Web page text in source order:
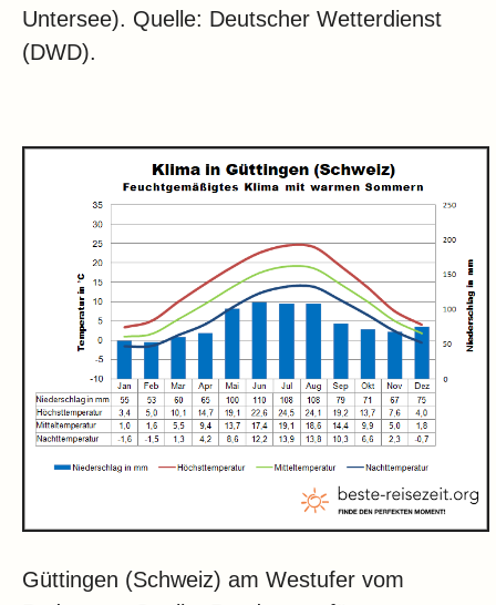
Untersee). Quelle: Deutscher Wetterdienst
(DWD).
Güttingen (Schweiz) am Westufer vom